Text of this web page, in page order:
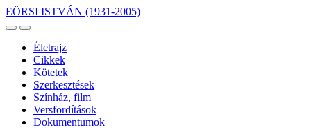
EÖRSI ISTVÁN (1931-2005)
Életrajz
Cikkek
Kötetek
Szerkesztések
Színház, film
Versfordítások
Dokumentumok